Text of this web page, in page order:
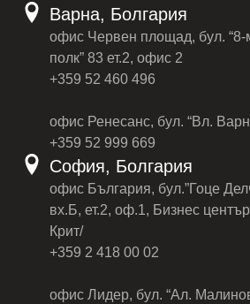
Варна, Болгария
офис Червен площад, бул. “8-
полк” 83 ет.2, офис 2
+359 52 460 496
офис Ренесанс, бул. “Вл.
+359 52 999 669
София, Болгария
офис България, бул.”Гоце
вх.Б, ет.2, оф.1, Бизнес център
Крит/
+359 2 418 00 02
офис Лидер, бул. “Ал.